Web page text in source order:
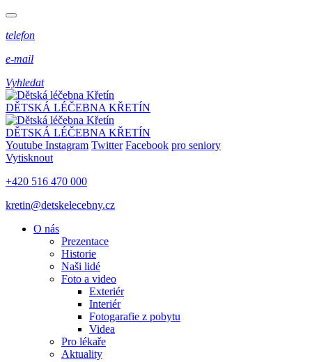
telefon
e-mail
Vyhledat
DĚTSKÁ LÉČEBNA KŘETÍN
DĚTSKÁ LÉČEBNA KŘETÍN
Youtube Instagram Twitter Facebook pro seniory
Vytisknout
+420 516 470 000
kretin@detskelecebny.cz
O nás
Prezentace
Historie
Naši lidé
Foto a video
Exteriér
Interiér
Fotogarafie z pobytu
Videa
Pro lékaře
Aktuality